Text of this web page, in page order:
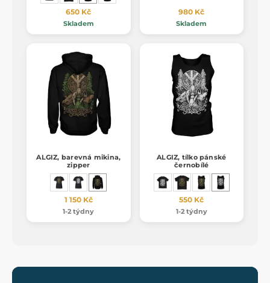
650 Kč
Skladem
980 Kč
Skladem
ALGIZ, barevná mikina,
zipper
1 150 Kč
1-2 týdny
ALGIZ, tílko pánské
černobílé
550 Kč
1-2 týdny